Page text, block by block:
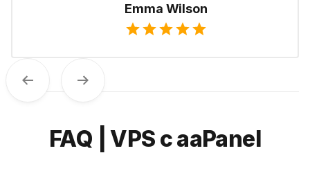
Emma Wilson
Previous Next
FAQ | VPS с aaPanel